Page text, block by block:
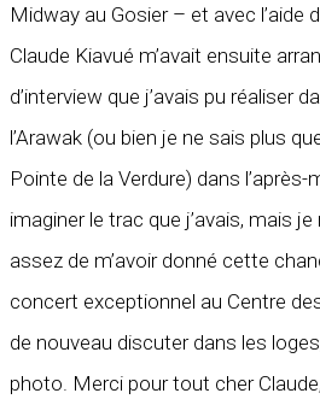
Midway au Gosier – et avec l’aide
Claude Kiavué m’avait ensuite
d’interview que j’avais pu réaliser
l’Arawak (ou bien je ne sais plus
Pointe de la Verdure) dans
imaginer le trac que j’avais, mais
assez de m’avoir donné cette
concert exceptionnel au Centre
de nouveau discuter dans les
photo. Merci pour tout cher